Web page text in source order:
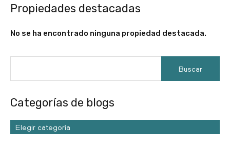
Propiedades destacadas
No se ha encontrado ninguna propiedad destacada.
Categorías de blogs
Elegir categoría